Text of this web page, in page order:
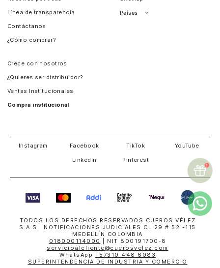
Línea de transparencia
Contáctanos
¿Cómo comprar?
Países
Crece con nosotros
¿Quieres ser distribuidor?
Ventas Institucionales
Compra institucional
Instagram Facebook TikTok YouTube
LinkedIn Pinterest
TODOS LOS DERECHOS RESERVADOS CUEROS VÉLEZ
S.A.S. NOTIFICACIONES JUDICIALES CL 29 # 52 -115
MEDELLÍN COLOMBIA
018000114000
| NIT 800191700-8
servicioalcliente@cuerosvelez.com
WhatsApp +57310 448 6083
SUPERINTENDENCIA DE INDUSTRIA Y COMERCIO